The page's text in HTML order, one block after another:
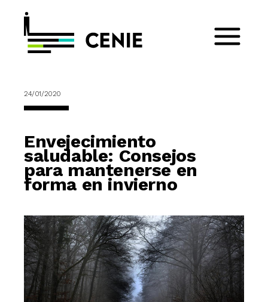
24/01/2020
Envejecimiento
saludable: Consejos
para mantenerse en
forma en invierno